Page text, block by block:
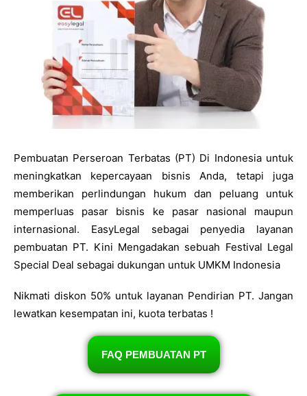
Pembuatan Perseroan Terbatas (PT) Di Indonesia untuk
meningkatkan kepercayaan bisnis Anda, tetapi juga
memberikan perlindungan hukum dan peluang untuk
memperluas pasar bisnis ke pasar nasional maupun
internasional. EasyLegal sebagai penyedia layanan
pembuatan PT. Kini Mengadakan sebuah Festival Legal
Special Deal sebagai dukungan untuk UMKM Indonesia
Nikmati diskon 50% untuk layanan Pendirian PT. Jangan
lewatkan kesempatan ini, kuota terbatas !
FAQ PEMBUATAN PT